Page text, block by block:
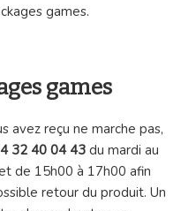
games.
games
avez reçu ne marche pas,
32 40 04 43 du mardi au
de 15h00 à 17h00 afin
retour du produit. Un